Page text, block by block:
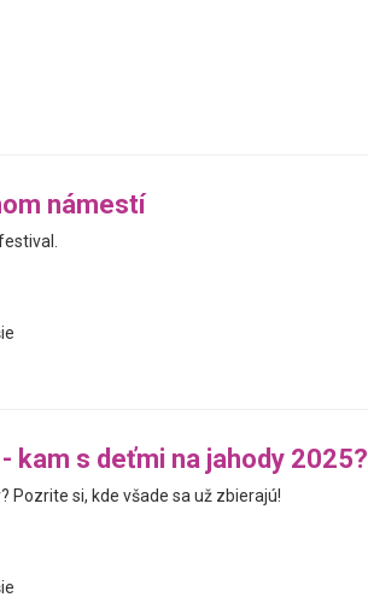
námestí
kam s deťmi na jahody 2025?
Pozrite si, kde všade sa už zbierajú!